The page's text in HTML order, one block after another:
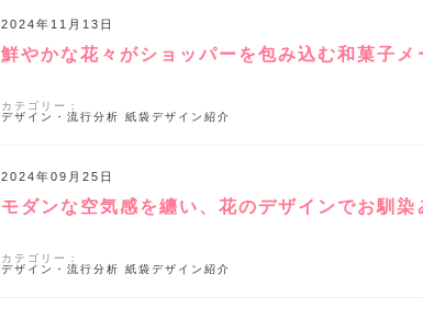
鮮やかな花々がショッパーを包み込む和菓子メ
2024年11月13日
カテゴリー：
デザイン・流行分析
紙袋デザイン紹介
モダンな空気感を纏い、花のデザインでお馴
2024年09月25日
カテゴリー：
デザイン・流行分析
紙袋デザイン紹介